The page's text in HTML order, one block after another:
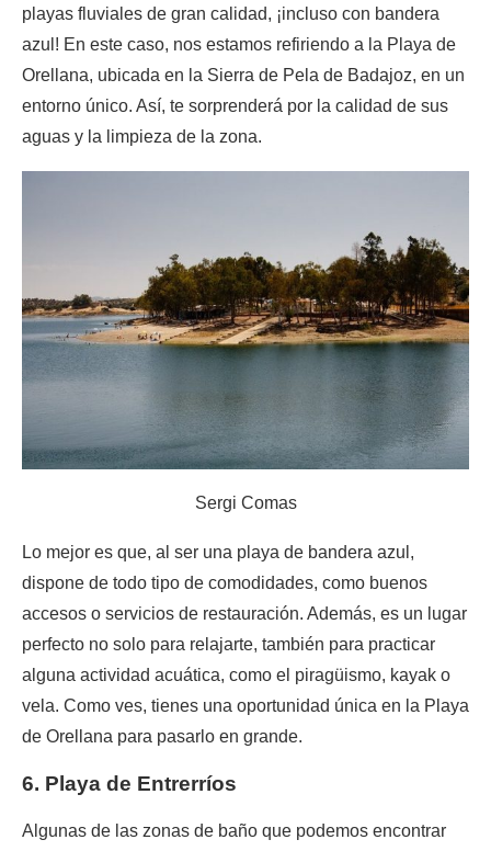
playas fluviales de gran calidad, ¡incluso con bandera
azul! En este caso, nos estamos refiriendo a la Playa de
Orellana, ubicada en la Sierra de Pela de Badajoz, en un
entorno único. Así, te sorprenderá por la calidad de sus
aguas y la limpieza de la zona.
Sergi Comas
Lo mejor es que, al ser una playa de bandera azul,
dispone de todo tipo de comodidades, como buenos
accesos o servicios de restauración. Además, es un lugar
perfecto no solo para relajarte, también para practicar
alguna actividad acuática, como el piragüismo, kayak o
vela. Como ves, tienes una oportunidad única en la Playa
de Orellana para pasarlo en grande.
6. Playa de Entrerríos
Algunas de las zonas de baño que podemos encontrar